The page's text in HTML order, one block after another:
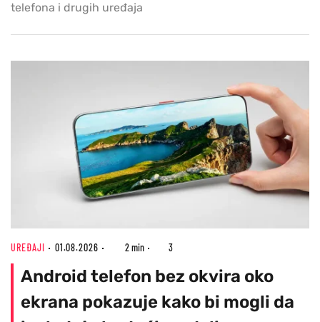
telefona i drugih uređaja
UREĐAJI 01.08.2026 2 min 3
Android telefon bez okvira oko
ekrana pokazuje kako bi mogli da